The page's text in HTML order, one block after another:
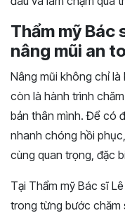
Thẩm mỹ Bác
nâng mũi an
Nâng mũi không chỉ
còn là hành trình
bản thân mình. Để có
nhanh chóng hồi
cùng quan trọng, đặc
Tại Thẩm mỹ Bác sĩ
trong từng bước chăm